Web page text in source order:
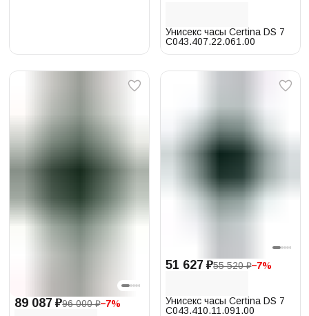
Унисекс часы Certina DS 7
C043.407.22.061.00
89 087 ₽96 000 ₽−7%
51 627 ₽55 520 ₽−7%
Унисекс часы Certina DS 7
C043.410.11.091.00